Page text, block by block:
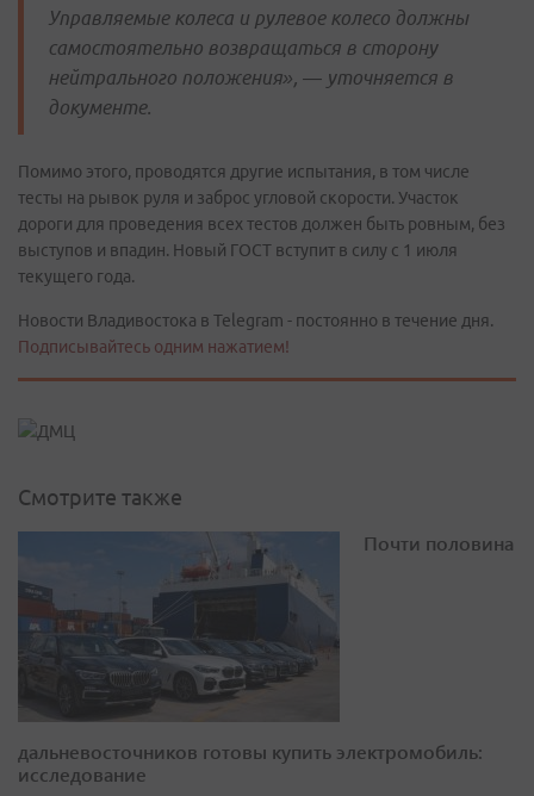
Управляемые колеса и рулевое колесо должны
самостоятельно возвращаться в сторону
нейтрального положения», — уточняется в
документе.
Помимо этого, проводятся другие испытания, в том числе
тесты на рывок руля и заброс угловой скорости. Участок
дороги для проведения всех тестов должен быть ровным, без
выступов и впадин. Новый ГОСТ вступит в силу с 1 июля
текущего года.
Новости Владивостока в Telegram - постоянно в течение дня.
Подписывайтесь одним нажатием!
Смотрите также
Почти половина
дальневосточников готовы купить электромобиль:
исследование